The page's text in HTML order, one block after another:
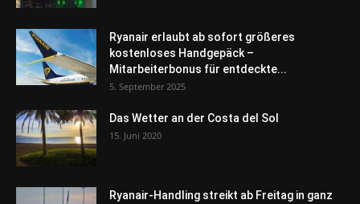
Ryanair erlaubt ab sofort größeres
kostenloses Handgepäck –
Mitarbeiterbonus für entdeckte...
5. September 2025
Das Wetter an der Costa del Sol
15. Juni 2020
Ryanair-Handling streikt ab Freitag in ganz